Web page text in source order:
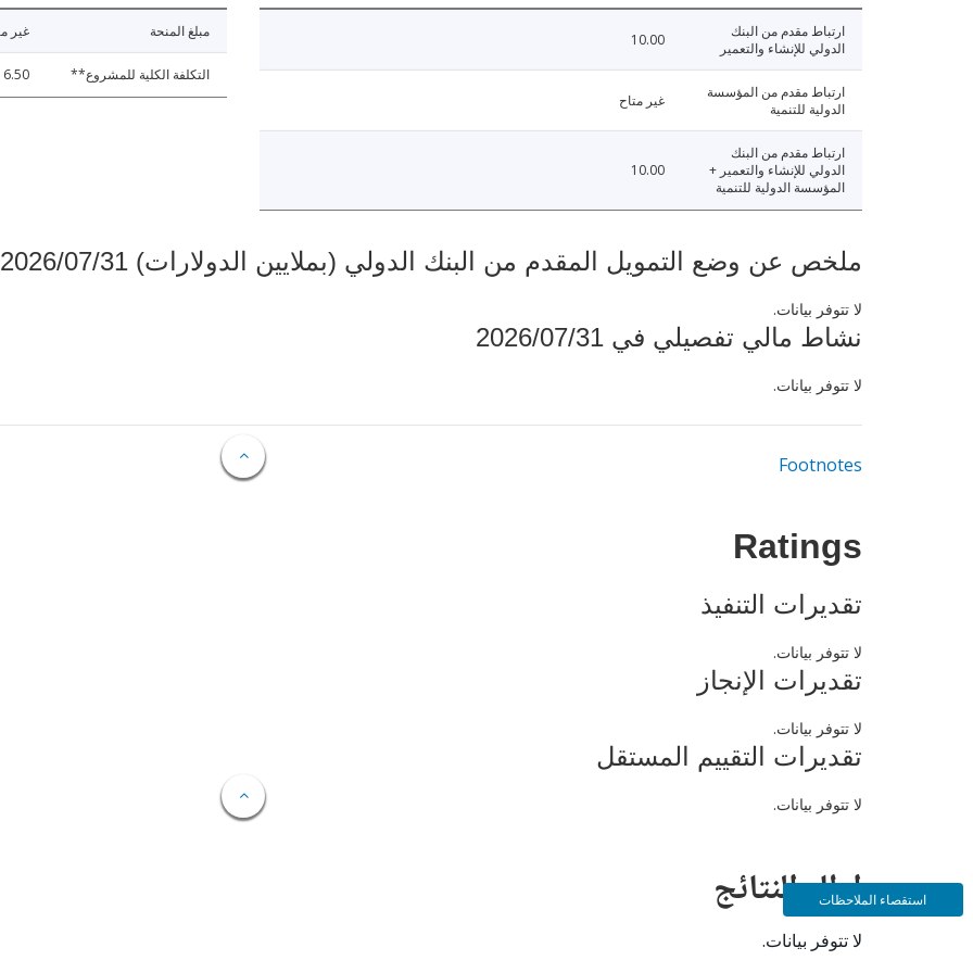
ارتباط مقدم من البنك
الدولي للإنشاء والتعمير
10.00
ارتباط مقدم من المؤسسة
الدولية للتنمية
غير متاح
ارتباط مقدم من البنك
الدولي للإنشاء والتعمير +
المؤسسة الدولية للتنمية
10.00
مبلغ المنحة غير
التكلفة الكلية للمشروع**
ملخص عن وضع التمويل المقدم من البنك الدولي (بملايين الدولارات) 2026/07/31
لا تتوفر بيانات.
نشاط مالي تفصيلي في 2026/07/31
لا تتوفر بيانات.
Footnotes
Ratings
تقديرات التنفيذ
لا تتوفر بيانات.
تقديرات الإنجاز
لا تتوفر بيانات.
تقديرات التقييم المستقل
لا تتوفر بيانات.
إطار النتائج
لا تتوفر بيانات.
استقصاء الملاحظات